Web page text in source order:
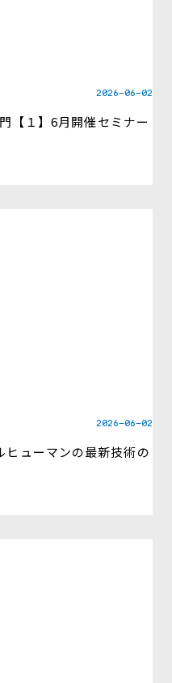
2026-06-02
【１】6月開催セミナー
2026-06-02
ューマンの最新技術の